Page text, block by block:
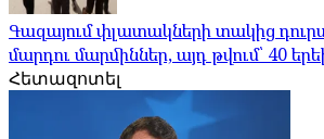
Գազայում փլատակների տակից դուրս
մարդու մարմիններ, այդ թվում՝ 40
Հետազոտել